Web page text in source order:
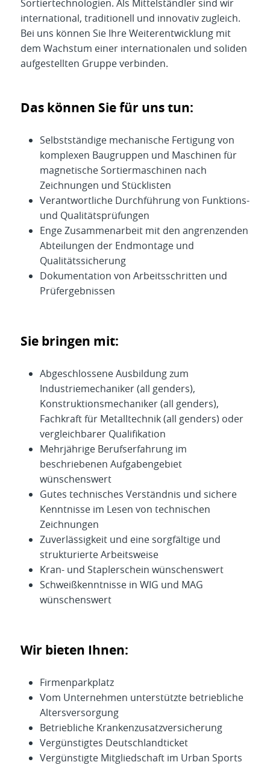
Sortiertechnologien. Als Mittelständler sind wir
international, traditionell und innovativ zugleich.
Bei uns können Sie Ihre Weiterentwicklung mit
dem Wachstum einer internationalen und soliden
aufgestellten Gruppe verbinden.
Das können Sie für uns tun:
Selbstständige mechanische Fertigung von
komplexen Baugruppen und Maschinen für
magnetische Sortiermaschinen nach
Zeichnungen und Stücklisten
Verantwortliche Durchführung von Funktions-
und Qualitätsprüfungen
Enge Zusammenarbeit mit den angrenzenden
Abteilungen der Endmontage und
Qualitätssicherung
Dokumentation von Arbeitsschritten und
Prüfergebnissen
Sie bringen mit:
Abgeschlossene Ausbildung zum
Industriemechaniker (all genders),
Konstruktionsmechaniker (all genders),
Fachkraft für Metalltechnik (all genders) oder
vergleichbarer Qualifikation
Mehrjährige Berufserfahrung im
beschriebenen Aufgabengebiet
wünschenswert
Gutes technisches Verständnis und sichere
Kenntnisse im Lesen von technischen
Zeichnungen
Zuverlässigkeit und eine sorgfältige und
strukturierte Arbeitsweise
Kran- und Staplerschein wünschenswert
Schweißkenntnisse in WIG und MAG
wünschenswert
Wir bieten Ihnen:
Firmenparkplatz
Vom Unternehmen unterstützte betriebliche
Altersversorgung
Betriebliche Krankenzusatzversicherung
Vergünstigtes Deutschlandticket
Vergünstigte Mitgliedschaft im Urban Sports